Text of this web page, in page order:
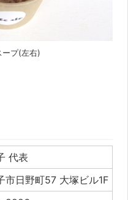
ープ(左右)
代表
市日野町57 大塚ビル1F